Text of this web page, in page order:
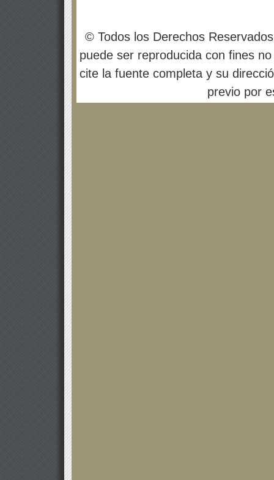
© Todos los Derechos
puede ser reproducida con fines
cite la fuente completa y su
previo por